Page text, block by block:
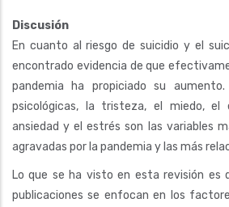
Discusión
En cuanto al riesgo de suicidio y el
encontrado evidencia de que
pandemia ha propiciado su
psicológicas, la tristeza, el miedo, el
ansiedad y el estrés son las variables
agravadas por la pandemia y las más
Lo que se ha visto en esta revisión es
publicaciones se enfocan en los